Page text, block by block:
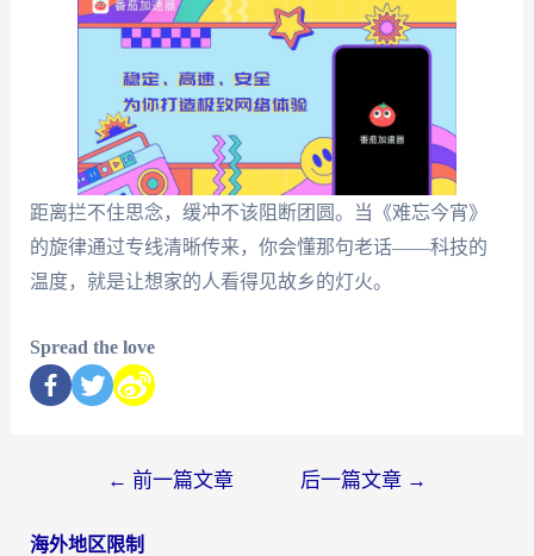
距离拦不住思念，缓冲不该阻断团圆。当《难忘今宵》
的旋律通过专线清晰传来，你会懂那句老话——科技的
温度，就是让想家的人看得见故乡的灯火。
Spread the love
← 前一篇文章 后一篇文章 →
海外地区限制